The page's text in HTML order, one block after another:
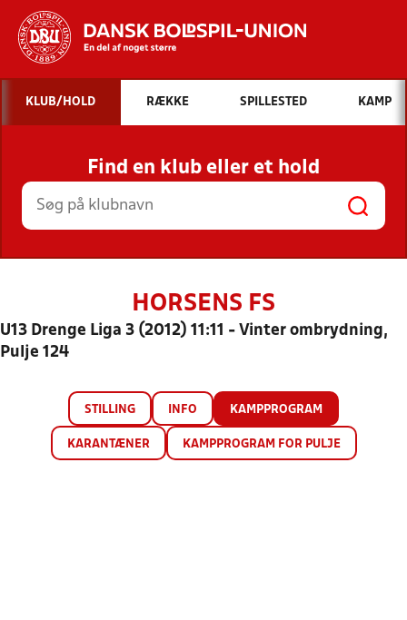
Hvad vil du søge efter?
INDHOLD OG NYHEDER
STILLINGER, RESULTATER, KLUBBER OG
HOLD
KLUB/HOLD RÆKKE SPILLESTED KAMP
Find en klub eller et hold
HORSENS FS
U13 Drenge Liga 3 (2012) 11:11 - Vinter ombrydning,
Pulje 124
STILLING INFO KAMPPROGRAM
KARANTÆNER KAMPPROGRAM FOR PULJE